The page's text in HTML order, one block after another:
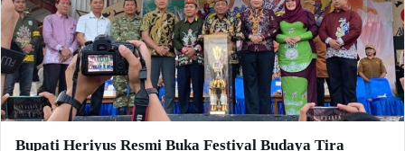
Bupati Heriyus Resmi Buka Festival Budaya Tira